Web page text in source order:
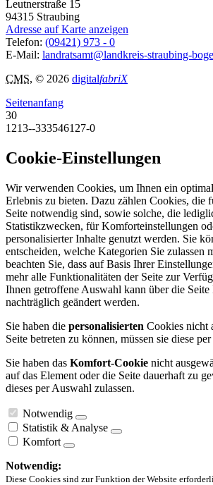
Leutnerstraße 15
94315 Straubing
Adresse auf Karte anzeigen
Telefon: (09421) 973 - 0
E-Mail: landratsamt@landkreis-straubing-
CMS, © 2026 digitalfabriX
Seitenanfang
30
1213--333546127-0
Cookie-Einstellungen
Wir verwenden Cookies, um Ihnen ein
Erlebnis zu bieten. Dazu zählen Cookies, die
Seite notwendig sind, sowie solche, die
Statistikzwecken, für Komforteinstellungen
personalisierter Inhalte genutzt werden. Sie
entscheiden, welche Kategorien Sie zulassen
beachten Sie, dass auf Basis Ihrer
mehr alle Funktionalitäten der Seite zur
Ihnen getroffene Auswahl kann über die
nachträglich geändert werden.
Sie haben die personalisierten Cookies nicht
Seite betreten zu können, müssen sie diese
Sie haben das Komfort-Cookie nicht
auf das Element oder die Seite dauerhaft zu
dieses per Auswahl zulassen.
Notwendig
Statistik & Analyse
Komfort
Notwendig:
Diese Cookies sind zur Funktion der Website